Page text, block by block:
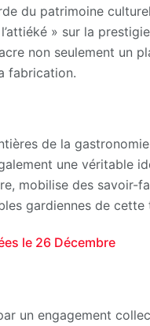
du patrimoine
» sur la
non seulement un
fabrication.
de la
une véritable
mobilise des savoir-
gardiennes de
le 26 Décembre
un engagement